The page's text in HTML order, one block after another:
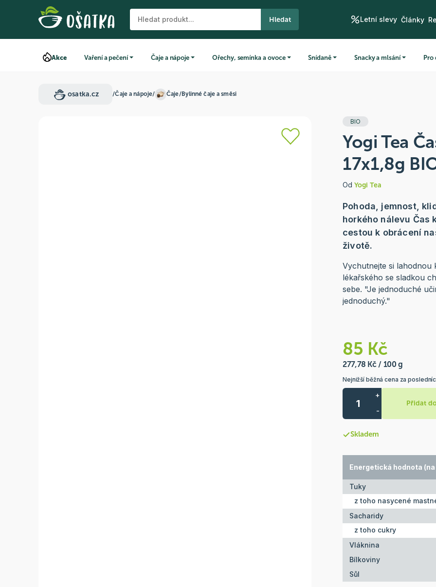
Hledat Letní slevy Články
Akce Vaření a pečení Čaje a nápoje Ořechy, semínka a ovoce Snídaně Snacky a mlsání Pro
osatka.cz /Čaje a nápoje/ Čaje/Bylinné čaje a směsi
BIO
Yogi Tea
17x1,8g
Od Yogi Tea
Pohoda, jemnost,
horkého nálevu Čas
cestou k obrácení
životě.
Vychutnejte si lahodnou
lékařského se sladkou
sebe. "Je jednoduché
jednoduchý."
85 Kč
277,78 Kč / 100 g
Nejnižší běžná cena za
+
-
Přidat
Skladem
Energetická hodnota (na
Tuky
z toho nasycené
Sacharidy
z toho cukry
Vláknina
Bílkoviny
Sůl